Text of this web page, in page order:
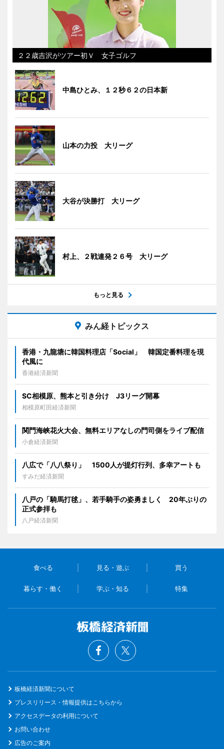
２２歳吉沢がツアー初Ｖ 女子ゴルフ
中島ひとみ、１２秒６２の日本新
山本の力投 大リーグ
大谷が決勝打 大リーグ
村上、２戦連発２６号 大リーグ
もっと見る
みん経トピックス
香港・九龍塘に韓国料理店「Social」 韓国定番料理を現
代風に
香港経済新聞
SC相模原、熊本と引き分け J3リーグ開幕
相模原町田経済新聞
関門海峡花火大会、無料エリアなしの門司側をライブ配信
小倉経済新聞
八広で「八八祭り」 1500人が提灯行列、多幸アートも
すみだ経済新聞
八戸の「騎馬打毬」、若手騎手の姿勇ましく 20年ぶりの
正式参拝も
八戸経済新聞
食べる 見る・遊ぶ 買う
暮らす・働く 学ぶ・知る 特集
板橋経済新聞について
プレスリリース・情報提供はこちらから
アクセスデータの利用について
お問い合わせ
広告のご案内